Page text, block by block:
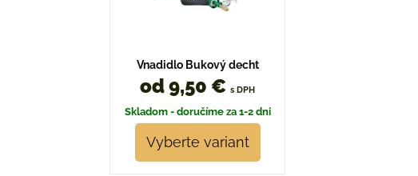
Vnadidlo Bukový decht
od 9,50 € s DPH
Skladom - doručíme za 1-2 dni
Vyberte variant